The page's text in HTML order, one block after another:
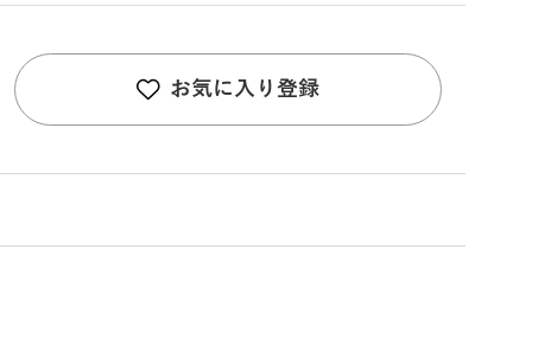
お気に入り登録